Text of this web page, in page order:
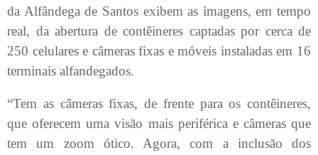
da Alfândega de Santos exibem as imagens, em tempo
real, da abertura de contêineres captadas por cerca de
250 celulares e câmeras fixas e móveis instaladas em 16
terminais alfandegados.
“Tem as câmeras fixas, de frente para os contêineres,
que oferecem uma visão mais periférica e câmeras que
tem um zoom ótico. Agora, com a inclusão dos